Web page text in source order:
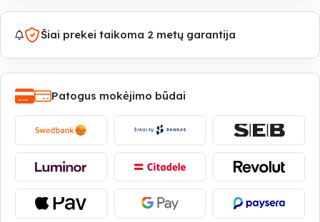
Šiai prekei taikoma 2 metų garantija
Patogus mokėjimo būdai